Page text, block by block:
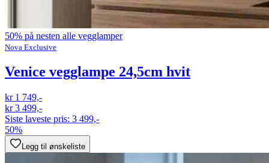
50% på nesten alle vegglamper
Nova Exclusive
Venice vegglampe 24,5cm hvit
kr 1 749,-
kr 3 499,-
Siste laveste pris: 3 499,-
50%
Legg til ønskeliste